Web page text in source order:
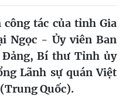
tác của tỉnh Gia
Ngọc - Ủy viên Ban
Đảng, Bí thư Tỉnh ủy
Lãnh sự quán Việt
Quốc).